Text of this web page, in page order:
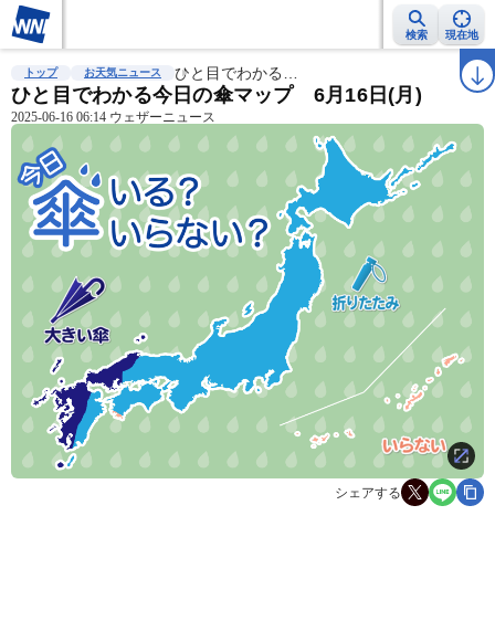
検索 現在地
雨雲レーダー 台風情報 地震情報 ラ
トップ お天気ニュース ひと目でわかる…
ひと目でわかる今日の傘マップ 6月16日(月)
2025-06-16 06:14 ウェザーニュース
シェアする